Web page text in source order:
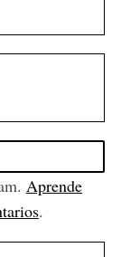
Aprende
.